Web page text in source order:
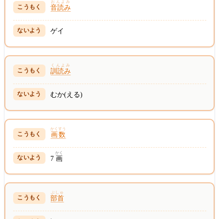
音読み
おんよみ
ゲイ
訓読み
くんよみ
むか(える)
画数
かくすう
7画
かく
部首
ぶしゅ